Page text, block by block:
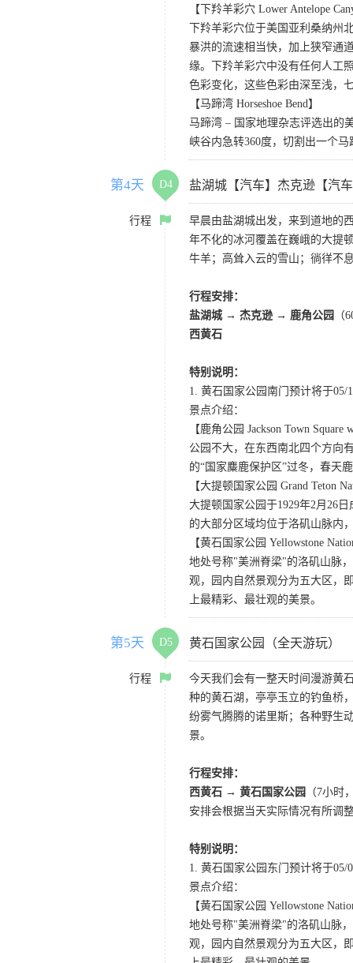
【下羚羊彩穴 Lower Antelope
下羚羊彩穴位于美国亚利桑纳
暴洪的流速相当快，加上狭窄通
缘。下羚羊彩穴中没有任何人工
色彩变化，这些色彩由深至浅，
【马蹄湾 Horseshoe Bend】
马蹄湾 – 国家地理杂志评选出的
峡谷内急转360度，切割出一个
第4天 D4 盐湖城【汽车】杰克逊【汽
行程
早晨由盐湖城出发，来到道地的
年不化的冰河覆盖在巍峨的大提
牛羊；高耸入云的雪山；徜徉不
行程安排：
盐湖城 → 杰克逊 → 鹿角公园
西黄石
特别说明：
1. 黄石国家公园南门预计将于05/
景点介绍：
【鹿角公园 Jackson Town
公园不大，在东西南北四个方向
的“国家麋鹿保护区”过冬，春天
【大提顿国家公园 Grand Teton
大提顿国家公园于1929年2月26
的大部分区域均位于洛矶山脉内
【黄石国家公园 Yellowstone
地处号称"美洲脊梁"的洛矶山脉
观，园内自然景观分为五大区，
上最精彩、最壮观的美景。
第5天 D5 黄石国家公园（全天游玩）
行程
今天我们会有一整天时间漫游黄
种的黄石湖，亭亭玉立的钓鱼桥
纷雾气腾腾的诺里斯；各种野生
景。
行程安排：
西黄石 → 黄石国家公园
（7小时
安排会根据当天实际情况有所调
特别说明：
1. 黄石国家公园东门预计将于
景点介绍：
【黄石国家公园 Yellowstone
地处号称"美洲脊梁"的洛矶山脉
观，园内自然景观分为五大区，